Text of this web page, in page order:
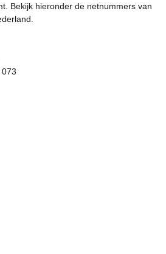
Bekijk hieronder de netnummers van
073